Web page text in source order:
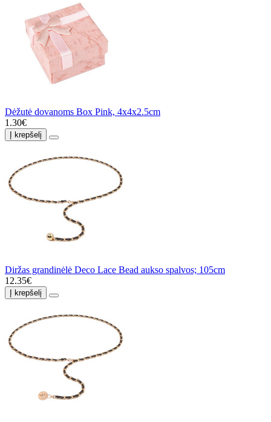
Dėžutė dovanoms Box Pink, 4x4x2.5cm
1.30€
Į krepšelį
Diržas grandinėlė Deco Lace Bead aukso spalvos; 105cm
12.35€
Į krepšelį